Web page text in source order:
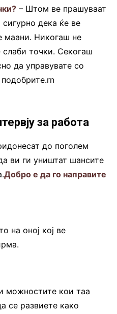
– Штом ве прашуваат
дека ќе ве
маани. Никогаш не
слаби точки. Секогаш
да управувате со
за работа
до поголем
ви ги уништат шансите
Добро е да го направите
на оној кој ве
можностите кои таа
се развиете како